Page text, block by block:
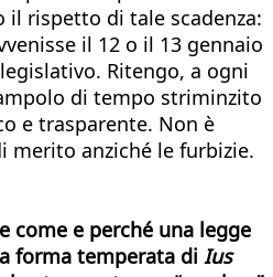
il rispetto di tale scadenza:
il 12 o il 13 gennaio
Ritengo, a ogni
di tempo striminzito
e trasparente. Non è
merito anziché le furbizie.
come e perché una legge
forma temperata di Ius